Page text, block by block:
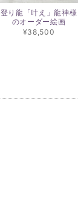
登り龍「叶え」龍神様
のオーダー絵画
¥38,500